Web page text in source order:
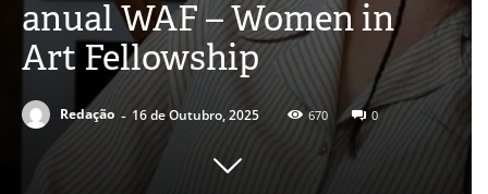
anual WAF – Women in
Art Fellowship
Redação - 16 de Outubro, 2025 670 0